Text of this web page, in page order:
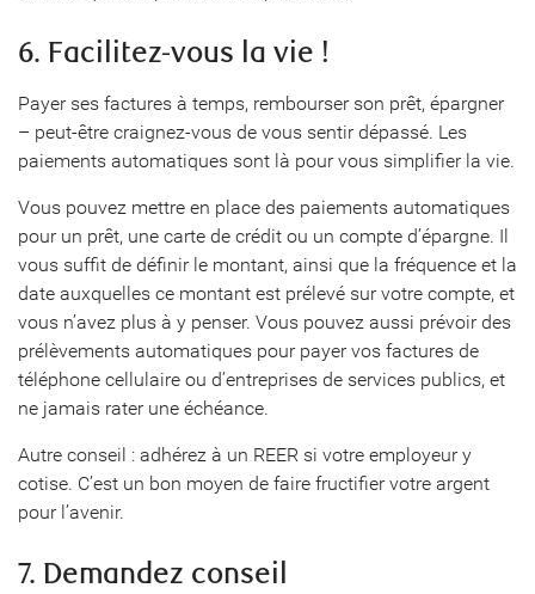
6. Facilitez-vous la vie !
Payer ses factures à temps, rembourser son prêt, épargner
– peut-être craignez-vous de vous sentir dépassé. Les
paiements automatiques sont là pour vous simplifier la vie.
Vous pouvez mettre en place des paiements automatiques
pour un prêt, une carte de crédit ou un compte d’épargne. Il
vous suffit de définir le montant, ainsi que la fréquence et la
date auxquelles ce montant est prélevé sur votre compte, et
vous n’avez plus à y penser. Vous pouvez aussi prévoir des
prélèvements automatiques pour payer vos factures de
téléphone cellulaire ou d’entreprises de services publics, et
ne jamais rater une échéance.
Autre conseil : adhérez à un REER si votre employeur y
cotise. C’est un bon moyen de faire fructifier votre argent
pour l’avenir.
7. Demandez conseil